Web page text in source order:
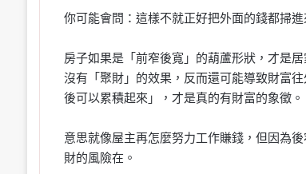
你可能會問：這樣不就正好把外面的錢都掃
房子如果是「前窄後寬」的葫蘆形狀，才是
沒有「聚財」的效果，反而還可能導致財富
後可以累積起來」，才是真的有財富的象徵。
意思就像屋主再怎麼努力工作賺錢，但因為
財的風險在。